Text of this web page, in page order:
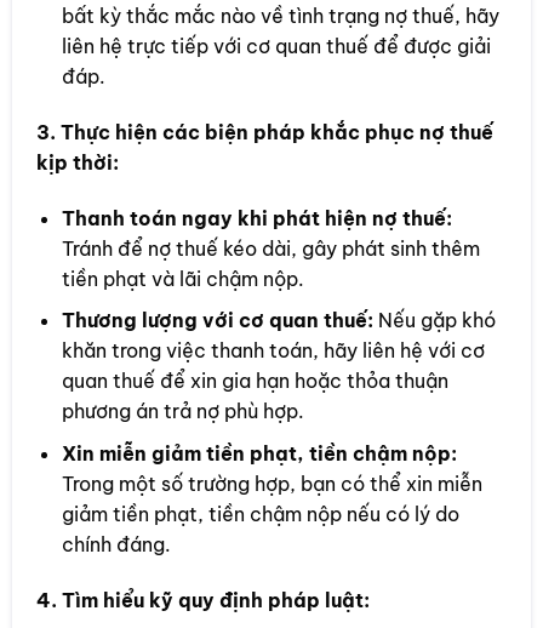
bất kỳ thắc mắc nào về tình trạng nợ thuế, hãy
liên hệ trực tiếp với cơ quan thuế để được giải
đáp.
3. Thực hiện các biện pháp khắc phục nợ thuế
kịp thời:
Thanh toán ngay khi phát hiện nợ thuế:
Tránh để nợ thuế kéo dài, gây phát sinh thêm
tiền phạt và lãi chậm nộp.
Thương lượng với cơ quan thuế: Nếu gặp khó
khăn trong việc thanh toán, hãy liên hệ với cơ
quan thuế để xin gia hạn hoặc thỏa thuận
phương án trả nợ phù hợp.
Xin miễn giảm tiền phạt, tiền chậm nộp:
Trong một số trường hợp, bạn có thể xin miễn
giảm tiền phạt, tiền chậm nộp nếu có lý do
chính đáng.
4. Tìm hiểu kỹ quy định pháp luật: